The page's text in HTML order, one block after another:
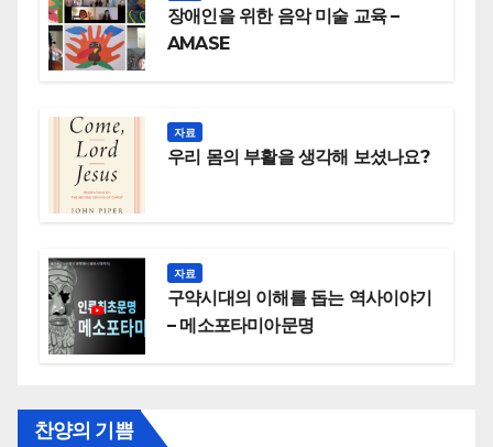
장애인을 위한 음악 미술 교육 –
AMASE
자료
우리 몸의 부활을 생각해 보셨나요?
자료
구약시대의 이해를 돕는 역사이야기
– 메소포타미아문명
찬양의 기쁨